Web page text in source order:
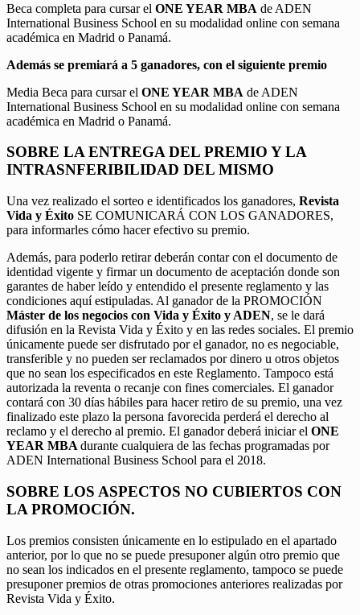
Beca completa para cursar el ONE YEAR MBA de ADEN
International Business School en su modalidad online con semana
académica en Madrid o Panamá.
Además se premiará a 5 ganadores, con el siguiente premio
Media Beca para cursar el ONE YEAR MBA de ADEN
International Business School en su modalidad online con semana
académica en Madrid o Panamá.
SOBRE LA ENTREGA DEL PREMIO Y LA
INTRASNFERIBILIDAD DEL MISMO
Una vez realizado el sorteo e identificados los ganadores, Revista
Vida y Éxito SE COMUNICARÁ CON LOS GANADORES,
para informarles cómo hacer efectivo su premio.
Además, para poderlo retirar deberán contar con el documento de
identidad vigente y firmar un documento de aceptación donde son
garantes de haber leído y entendido el presente reglamento y las
condiciones aquí estipuladas. Al ganador de la PROMOCIÓN
Máster de los negocios con Vida y Éxito y ADEN, se le dará
difusión en la Revista Vida y Éxito y en las redes sociales. El premio
únicamente puede ser disfrutado por el ganador, no es negociable,
transferible y no pueden ser reclamados por dinero u otros objetos
que no sean los especificados en este Reglamento. Tampoco está
autorizada la reventa o recanje con fines comerciales. El ganador
contará con 30 días hábiles para hacer retiro de su premio, una vez
finalizado este plazo la persona favorecida perderá el derecho al
reclamo y el derecho al premio. El ganador deberá iniciar el ONE
YEAR MBA durante cualquiera de las fechas programadas por
ADEN International Business School para el 2018.
SOBRE LOS ASPECTOS NO CUBIERTOS CON
LA PROMOCIÓN.
Los premios consisten únicamente en lo estipulado en el apartado
anterior, por lo que no se puede presuponer algún otro premio que
no sean los indicados en el presente reglamento, tampoco se puede
presuponer premios de otras promociones anteriores realizadas por
Revista Vida y Éxito.